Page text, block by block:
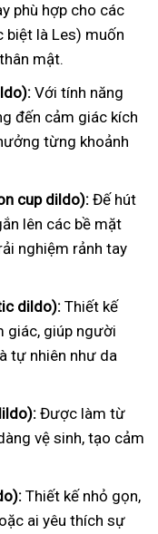
phù hợp cho các
biệt là Les) muốn
mật.
Với tính năng
đến cảm giác kích
từng khoảnh
cup dildo):Đế hút
lên các bề mặt
nghiệm rảnh tay
dildo): Thiết kế
giác, giúp người
tự nhiên như da
Được làm từ
vệ sinh, tạo cảm
Thiết kế nhỏ gọn,
ai yêu thích sự